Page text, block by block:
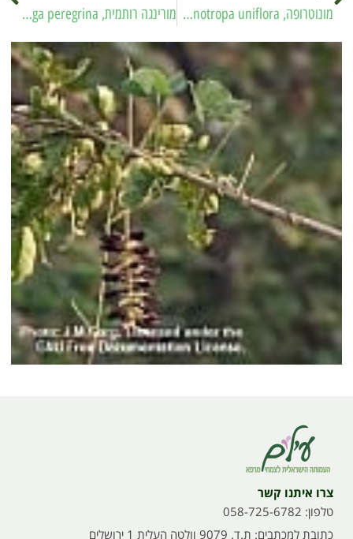
מונוטרופה, Ghost pipe ,Monotropa uniflora מורינגה רותמית, Moringa, Moringa peregrina
צרו איתנו קשר
טלפון: 058-725-6782
כתובת למכתבים: ת.ד. 9079 וולטה העלית 1 ירושלים